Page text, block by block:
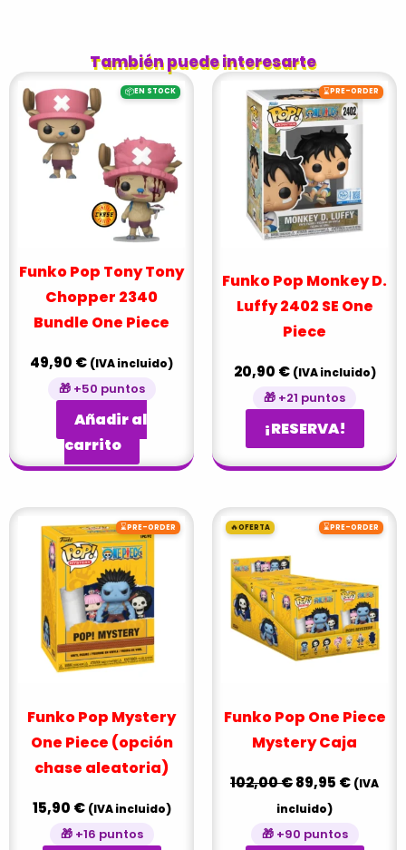
También puede interesarte
📦EN STOCK
Funko Pop Tony Tony
Chopper 2340
Bundle One Piece
49,90 € (IVA incluido)
🎁 +50 puntos
Añadir al
carrito
⌛PRE-ORDER
Funko Pop Monkey D.
Luffy 2402 SE One
Piece
20,90 € (IVA incluido)
🎁 +21 puntos
¡RESERVA!
⌛PRE-ORDER
Funko Pop Mystery
One Piece (opción
chase aleatoria)
15,90 € (IVA incluido)
🎁 +16 puntos
🔥OFERTA ⌛PRE-ORDER
Funko Pop One Piece
Mystery Caja
102,00€
precio
102,00 €.
89,95 €
precio
89,95
(IVA
incluido)
🎁 +90 puntos